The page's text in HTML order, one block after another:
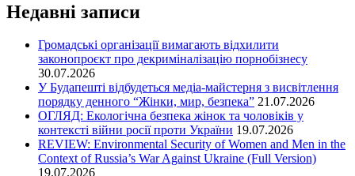
Недавні записи
Громадські організації вимагають відхилити
законопроєкт про декриміналізацію порнобізнесу
30.07.2026
У Будапешті відбудеться медіа-майстерня з висвітлення
порядку денного “Жінки, мир, безпека” 21.07.2026
ОГЛЯД: Екологічна безпека жінок та чоловіків у
контексті війни росії проти України 19.07.2026
REVIEW: Environmental Security of Women and Men in the
Context of Russia’s War Against Ukraine (Full Version)
19.07.2026